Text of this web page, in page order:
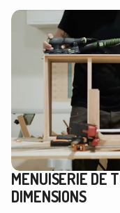
MENUISERIE DE
DIMENSIONS